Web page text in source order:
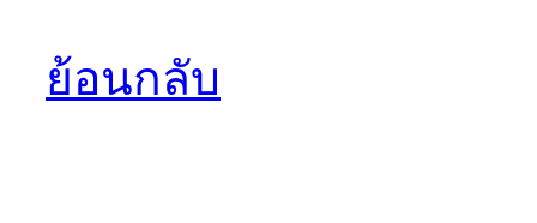
ย้อนกลับ